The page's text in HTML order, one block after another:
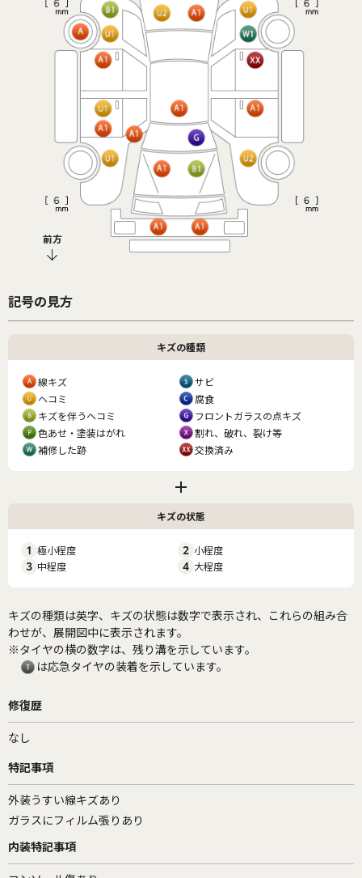
前方
記号の見方
キズの種類
線キズ
サビ
ヘコミ
腐食
キズを伴うヘコミ
フロントガラスの点キズ
色あせ・塗装はがれ
割れ、破れ、裂け等
補修した跡
交換済み
キズの状態
1 極小程度 2 小程度
3 中程度 4 大程度
キズの種類は英字、キズの状態は数字で表示され、これらの組み合
わせが、展開図中に表示されます。
※タイヤの横の数字は、残り溝を示しています。
は応急タイヤの装着を示しています。
修復歴
なし
特記事項
外装うすい線キズあり
ガラスにフィルム張りあり
内装特記事項